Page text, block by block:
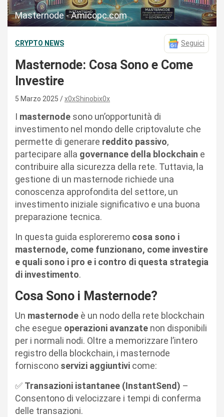
Masternode - Amicopc.com
CRYPTO NEWS Seguici
Masternode: Cosa Sono e Come
Investire
5 Marzo 2025 x0xShinobix0x
I masternode sono un’opportunità di
investimento nel mondo delle criptovalute che
permette di generare reddito passivo,
partecipare alla governance della blockchain e
contribuire alla sicurezza della rete. Tuttavia, la
gestione di un masternode richiede una
conoscenza approfondita del settore, un
investimento iniziale significativo e una buona
preparazione tecnica.
In questa guida esploreremo cosa sono i
masternode, come funzionano, come investire
e quali sono i pro e i contro di questa strategia
di investimento.
Cosa Sono i Masternode?
Un masternode è un nodo della rete blockchain
che esegue operazioni avanzate non disponibili
per i normali nodi. Oltre a memorizzare l’intero
registro della blockchain, i masternode
forniscono servizi aggiuntivi come:
✅ Transazioni istantanee (InstantSend) –
Consentono di velocizzare i tempi di conferma
delle transazioni.